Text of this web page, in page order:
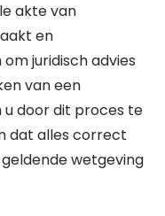
akte van
en
juridisch advies
van een
door dit proces te
dat alles correct
wetgeving